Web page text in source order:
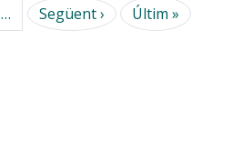
… Següent › Pàgina següent
Últim » Última